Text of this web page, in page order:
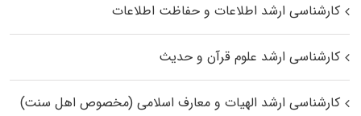
کارشناسی ارشد اطلاعات و حفاظت اطلاعات
کارشناسی ارشد علوم قرآن و حدیث
کارشناسی ارشد الهیات و معارف اسلامی (مخصوص اهل سنت)